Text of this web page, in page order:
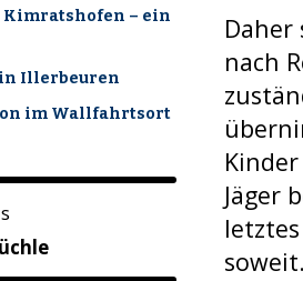
Kimratshofen – ein
Illerbeuren
im Wallfahrtsort
nach
Jäger
soweit.